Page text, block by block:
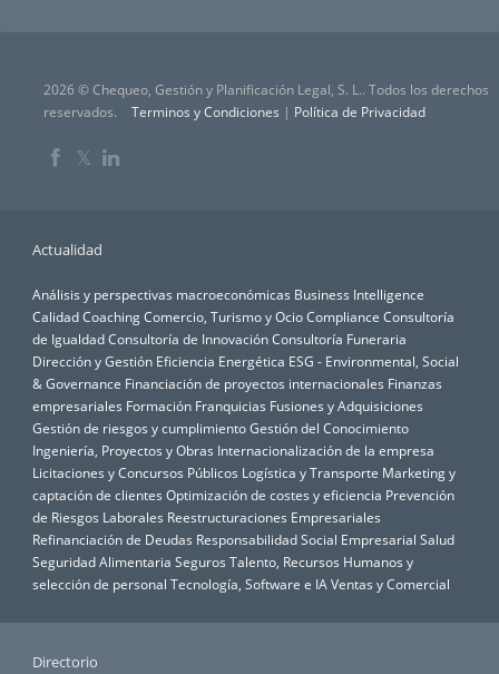
2026 © Chequeo, Gestión y Planificación Legal, S. L.. Todos los derechos
reservados.
Terminos y Condiciones | Política de Privacidad
𝕏
Actualidad
Análisis y perspectivas macroeconómicas Business Intelligence
CalidadCoachingComercio, Turismo y OcioCompliance Consultoría
de IgualdadConsultoría de InnovaciónConsultoría Funeraria
Dirección y Gestión Eficiencia Energética ESG - Environmental, Social
& Governance Financiación de proyectos internacionales Finanzas
empresariales Formación Franquicias Fusiones y Adquisiciones
Gestión de riesgos y cumplimientoGestión del Conocimiento
Ingeniería, Proyectos y Obras Internacionalización de la empresa
Licitaciones y Concursos Públicos Logística y Transporte Marketing y
captación de clientes Optimización de costes y eficiencia Prevención
de Riesgos Laborales Reestructuraciones Empresariales
Refinanciación de Deudas Responsabilidad Social Empresarial Salud
Seguridad Alimentaria Seguros Talento, Recursos Humanos y
selección de personal Tecnología, Software e IA Ventas y Comercial
Directorio